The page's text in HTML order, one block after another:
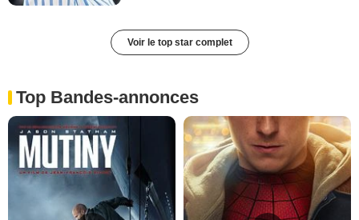
Voir le top star complet
Top Bandes-annonces